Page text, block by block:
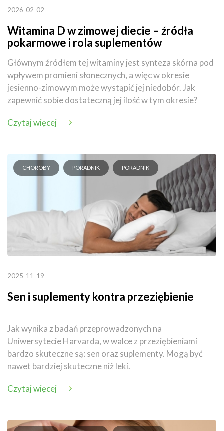
2026-02-02
Witamina D w zimowej diecie – źródła
pokarmowe i rola suplementów
Głównym źródłem tej witaminy jest synteza skórna pod
wpływem promieni słonecznych, a więc w okresie
jesienno-zimowym może wystąpić jej niedobór. Jak
zapewnić sobie dostateczną jej ilość w tym okresie?
Czytaj więcej
CHOROBY PORADNIK PORADNIK
2025-11-19
Sen i suplementy kontra przeziębienie
Jak wynika z badań przeprowadzonych na
Uniwersytecie Harvarda, w walce z przeziębieniami
bardzo skuteczne są: sen oraz suplementy. Mogą być
nawet bardziej skuteczne niż leki.
Czytaj więcej